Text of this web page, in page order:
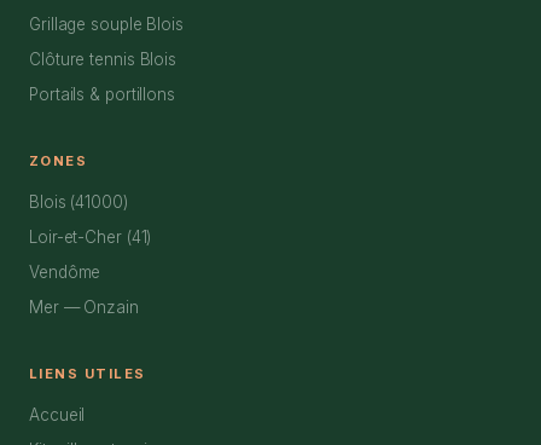
Grillage souple Blois
Clôture tennis Blois
Portails & portillons
ZONES
Blois (41000)
Loir-et-Cher (41)
Vendôme
Mer — Onzain
LIENS UTILES
Accueil